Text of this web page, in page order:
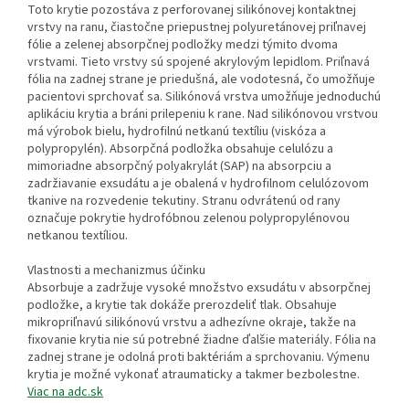
Toto krytie pozostáva z perforovanej silikónovej kontaktnej
vrstvy na ranu, čiastočne priepustnej polyuretánovej priľnavej
fólie a zelenej absorpčnej podložky medzi týmito dvoma
vrstvami. Tieto vrstvy sú spojené akrylovým lepidlom. Priľnavá
fólia na zadnej strane je priedušná, ale vodotesná, čo umožňuje
pacientovi sprchovať sa. Silikónová vrstva umožňuje jednoduchú
aplikáciu krytia a bráni prilepeniu k rane. Nad silikónovou vrstvou
má výrobok bielu, hydrofilnú netkanú textíliu (viskóza a
polypropylén). Absorpčná podložka obsahuje celulózu a
mimoriadne absorpčný polyakrylát (SAP) na absorpciu a
zadržiavanie exsudátu a je obalená v hydrofilnom celulózovom
tkanive na rozvedenie tekutiny. Stranu odvrátenú od rany
označuje pokrytie hydrofóbnou zelenou polypropylénovou
netkanou textíliou.
Vlastnosti a mechanizmus účinku
Absorbuje a zadržuje vysoké množstvo exsudátu v absorpčnej
podložke, a krytie tak dokáže prerozdeliť tlak. Obsahuje
mikropriľnavú silikónovú vrstvu a adhezívne okraje, takže na
fixovanie krytia nie sú potrebné žiadne ďalšie materiály. Fólia na
zadnej strane je odolná proti baktériám a sprchovaniu. Výmenu
krytia je možné vykonať atraumaticky a takmer bezbolestne.
Viac na adc.sk